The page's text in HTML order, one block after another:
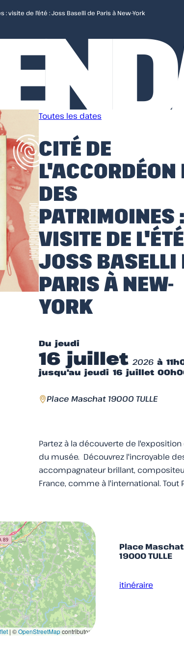
visite de l'été : Joss Baselli de Paris à New-York
Toutes les dates
CITÉ DE
L'ACCORDÉON
DES
PATRIMOINES :
VISITE DE
JOSS BASELLI
PARIS À NEW-
YORK
Du jeudi
16 juillet 2026 à
jusqu'au jeudi 16 juillet
Place Maschat 19000 TULLE
Partez à la découverte de
du musée. Découvrez l'incroyable
accompagnateur brillant,
France, comme à l'international.
| ©OpenStreetMapcontributors
Place Maschat
19000 TULLE
itinéraire